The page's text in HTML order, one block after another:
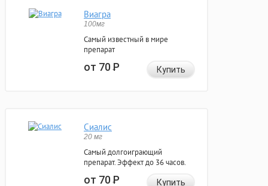
Виагра
100мг
Самый известный в мире
препарат
от 70Р Купить
Сиалис
20 мг
Самый долгоиграющий
препарат. Эффект до 36 часов.
от 70Р Купить